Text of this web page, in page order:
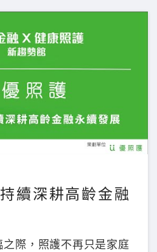
續深耕高齡金融
際，照護不再只是家庭